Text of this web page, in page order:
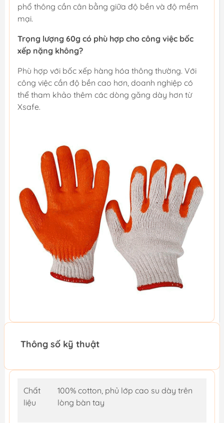
phổ thông cần cân bằng giữa độ bền và độ mềm
mại.
Trọng lượng 60g có phù hợp cho công việc bốc
xếp nặng không?
Phù hợp với bốc xếp hàng hóa thông thường. Với
công việc cần độ bền cao hơn, doanh nghiệp có
thể tham khảo thêm các dòng găng dày hơn từ
Xsafe.
Thông số kỹ thuật
Chất
liệu
100% cotton, phủ lớp cao su dày trên
lòng bàn tay